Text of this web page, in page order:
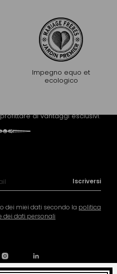
Impegno equo et
ecologico
di vantaggi esclusivi.
dei miei dati secondo la politica
dei dati personali
Iscriversi